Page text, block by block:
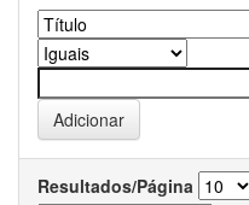
Resultados/Página